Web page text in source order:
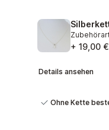
+ 19,00 €
Details ansehen
Ohne Kette